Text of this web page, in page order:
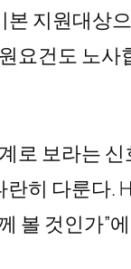
지원대상
건도 노
로 보라는
히 다룬다.
볼 것인가”